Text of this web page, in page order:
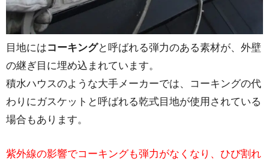
目地にはコーキングと呼ばれる弾力のある素材が、外壁
の継ぎ目に埋め込まれています。
積水ハウスのような大手メーカーでは、コーキングの代
わりにガスケットと呼ばれる乾式目地が使用されている
場合もあります。
紫外線の影響でコーキングも弾力がなくなり、ひび割れ